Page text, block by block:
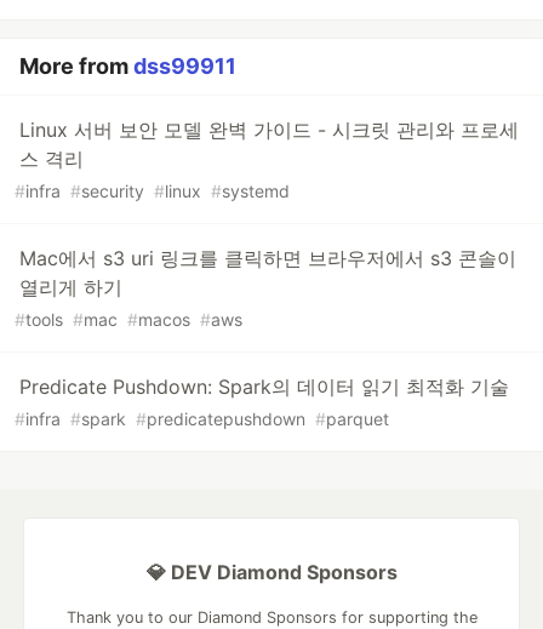
More fromdss99911
Linux 서버 보안 모델 완벽 가이드 - 시크릿 관리와 프로세
스 격리
#infra #security #linux #systemd
Mac에서 s3 uri 링크를 클릭하면 브라우저에서 s3 콘솔이
열리게 하기
#tools #mac #macos #aws
Predicate Pushdown: Spark의 데이터 읽기 최적화 기술
#infra #spark #predicatepushdown #parquet
💎 DEV Diamond Sponsors
Thank you to our Diamond Sponsors for supporting the